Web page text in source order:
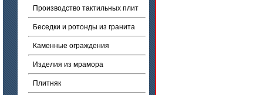
Производство тактильных плит
Беседки и ротонды из гранита
Каменные ограждения
Изделия из мрамора
Плитняк